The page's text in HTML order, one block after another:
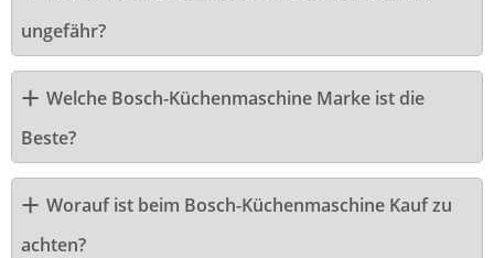
ungefähr?
Welche Bosch-Küchenmaschine Marke ist die
Beste?
Worauf ist beim Bosch-Küchenmaschine Kauf zu
achten?